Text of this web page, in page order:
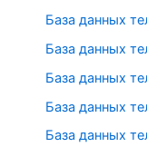
База данных
База данных
База данных
База данных
База данных